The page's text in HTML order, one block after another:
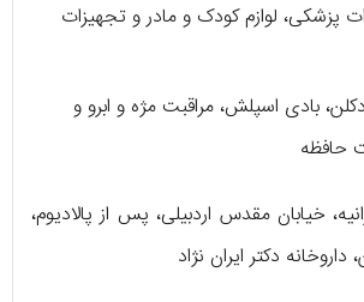
پزشکی، لوازم کودک و مادر و تجهیزات
بادی اسپلش، مراقبت مژه و ابرو و
حافظه
خیابان مقدس اردبیلی، پس از پالادیوم،
دکتر ایران نژاد